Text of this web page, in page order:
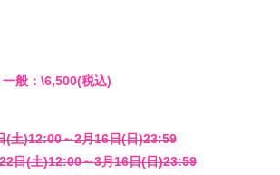
般：\6,500(税込)
(土)12:00～2月16日(日)23:59
日(土)12:00～3月16日(日)23:59